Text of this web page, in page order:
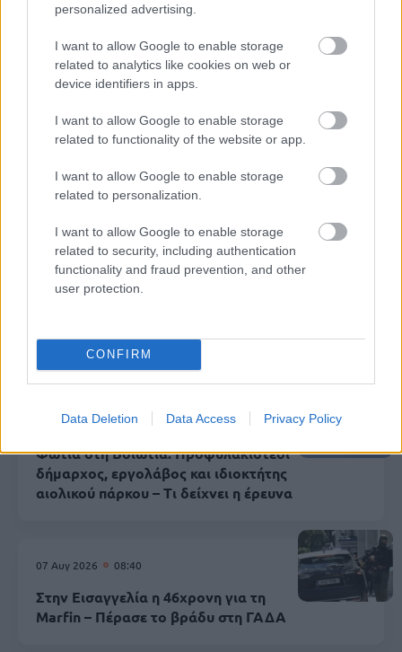
personalized advertising.
I want to allow Google to enable storage
related to analytics like cookies on web or
device identifiers in apps.
I want to allow Google to enable storage
related to functionality of the website or app.
I want to allow Google to enable storage
related to personalization.
I want to allow Google to enable storage
related to security, including authentication
functionality and fraud prevention, and other
user protection.
CONFIRM
Data Deletion Data Access Privacy Policy
Κοινωνία
07 Αυγ 2026 09:33
Γουδί: 53χρονη ανασύρθηκε χωρίς
χώρο πολυκατοικίας
07 Αυγ 2026 09:26
Φωτιά στη Βοιωτία: Προφυλακιστέοι
δήμαρχος, εργολάβος και ιδιοκτήτης
αιολικού πάρκου – Τι δείχνει η έρευνα
07 Αυγ 2026 08:40
Στην Εισαγγελία η 46χρονη για τη
Marfin – Πέρασε το βράδυ στη ΓΑΔΑ